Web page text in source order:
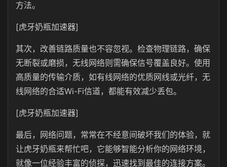
方法。
[虎牙奶瓶加速器]
其次，改善链路质量也不容忽视。检查物理链路，确保
无断裂或磨损，无线网络则需确保信号覆盖良好。使用
高质量的传输介质，如有线网络的优质网线或光纤，无
线网络的合适Wi-Fi信道，都能有效减少丢包。
[虎牙奶瓶加速器]
最后，网络问题，常常在不经意间破坏我们的体验，就
让虎牙奶瓶来帮忙吧，它能够智能分析你的网络环境，
就像一位经验丰富的侦探，迅速找到最佳的连接方案。